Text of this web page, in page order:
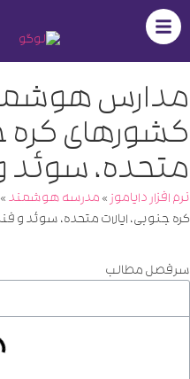
مدارس
کشورهای کره
متحده، سوئد
نرم افزار دایاموز»مدرسه هوشمند»
کره جنوبی، ایالات متحده، سوئد و
سرفصل مطالب